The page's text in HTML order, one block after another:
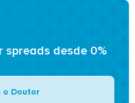
spreads desde 0%
o Doutor